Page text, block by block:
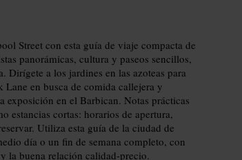
Street con esta guía de viaje compacta de
panorámicas, cultura y paseos sencillos,
Dirígete a los jardines en las azoteas para
Lane en busca de comida callejera y
exposición en el Barbican. Notas prácticas
estancias cortas: horarios de apertura,
Utiliza esta guía de la ciudad de
día o un fin de semana completo, con
la buena relación calidad-precio.